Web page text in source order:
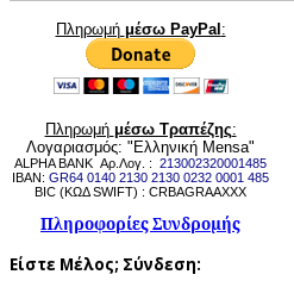
Πληρωμή μέσω PayPal :
Πληρωμή μέσω Τραπέζης:
Λογαριασμός: "Ελληνική Mensa"
ALPHA BANK Αρ.Λογ. : 213002320001485
IBAN: GR64 0140 2130 2130 0232 0001 485
BIC (ΚΩΔ SWIFT) : CRBAGRAAXXX
Πληροφορίες Συνδρομής
Είστε Μέλος; Σύνδεση: